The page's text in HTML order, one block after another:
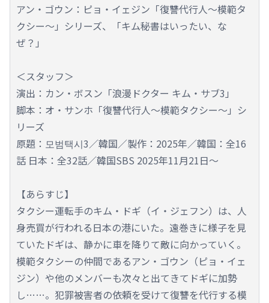
アン・ゴウン：ピョ・イェジン「復讐代行人～模範タ
クシー～」シリーズ、「キム秘書はいったい、な
ぜ？」
＜スタッフ＞
演出：カン・ボスン「浪漫ドクター キム・サブ3」
脚本：オ・サンホ「復讐代行人～模範タクシー～」シ
リーズ
原題：모범택시3／韓国／製作：2025年／韓国：全16
話 日本：全32話／韓国SBS 2025年11月21日～
【あらすじ】
タクシー運転手のキム・ドギ（イ・ジェフン）は、人
身売買が行われる日本の港にいた。遠巻きに様子を見
ていたドギは、静かに車を降りて敵に向かっていく。
模範タクシーの仲間であるアン・ゴウン（ピョ・イェ
ジン）や他のメンバーも次々と出てきてドギに加勢
し……。犯罪被害者の依頼を受けて復讐を代行する模